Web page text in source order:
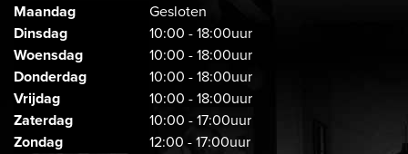
Maandag
Gesloten
Dinsdag
10:00 - 18:00uur
Woensdag
10:00 - 18:00uur
Donderdag
10:00 - 18:00uur
Vrijdag
10:00 - 18:00uur
Zaterdag
10:00 - 17:00uur
Zondag
12:00 - 17:00uur